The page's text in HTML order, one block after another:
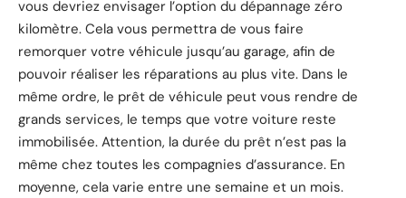
vous devriez envisager l’option du dépannage zéro
kilomètre. Cela vous permettra de vous faire
remorquer votre véhicule jusqu’au garage, afin de
pouvoir réaliser les réparations au plus vite. Dans le
même ordre, le prêt de véhicule peut vous rendre de
grands services, le temps que votre voiture reste
immobilisée. Attention, la durée du prêt n’est pas la
même chez toutes les compagnies d’assurance. En
moyenne, cela varie entre une semaine et un mois.